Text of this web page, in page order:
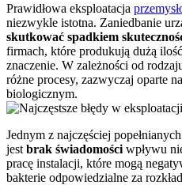
Prawidłowa eksploatacja
niezwykle istotna. Zaniedbanie
skutkować spadkiem
firmach, które produkują dużą
znaczenie. W zależności od
różne procesy, zazwyczaj oparte
biologicznym.
Jednym z najczęściej
jest brak świadomości wpływu
pracę instalacji, które mogą
bakterie odpowiedzialne za